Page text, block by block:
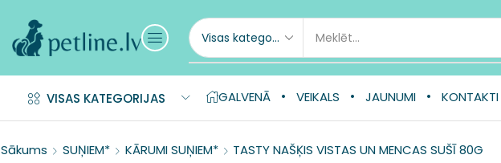
VISAS KATEGORIJAS GALVENĀ VEIKALS JAUNUMI KONTAKTI
Sākums SUŅIEM* KĀRUMI SUŅIEM* TASTY NAŠĶIS VISTAS UN MENCAS SUŠĪ 80G